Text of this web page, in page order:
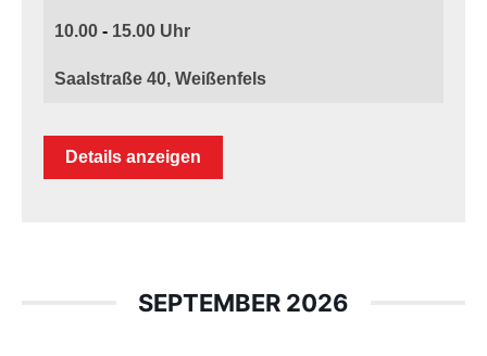
10.00 - 15.00
Saalstraße 40, Weißenfels
Details anzeigen
SEPTEMBER 2026